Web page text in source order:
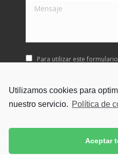
Utilizamos cookies para
nuestro servicio. Política de
Aceptar
Mensaje
Para utilizar este
Contacte con